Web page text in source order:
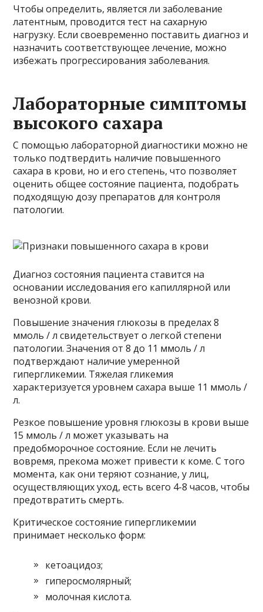
Чтобы определить, является ли заболевание
латентным, проводится тест на сахарную
нагрузку. Если своевременно поставить диагноз и
назначить соответствующее лечение, можно
избежать прогрессирования заболевания.
Лабораторные симптомы
высокого сахара
С помощью лабораторной диагностики можно не
только подтвердить наличие повышенного
сахара в крови, но и его степень, что позволяет
оценить общее состояние пациента, подобрать
подходящую дозу препаратов для контроля
патологии.
Диагноз состояния пациента ставится на
основании исследования его капиллярной или
венозной крови.
Повышение значения глюкозы в пределах 8
ммоль / л свидетельствует о легкой степени
патологии. Значения от 8 до 11 ммоль / л
подтверждают наличие умеренной
гипергликемии. Тяжелая гликемия
характеризуется уровнем сахара выше 11 ммоль /
л.
Резкое повышение уровня глюкозы в крови выше
15 ммоль / л может указывать на
предобморочное состояние. Если не лечить
вовремя, прекома может привести к коме. С того
момента, как они теряют сознание, у лиц,
осуществляющих уход, есть всего 4-8 часов, чтобы
предотвратить смерть.
Критическое состояние гипергликемии
принимает несколько форм:
кетоацидоз;
гиперосмолярный;
молочная кислота.